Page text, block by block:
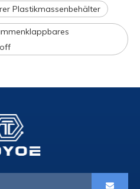
Plastikmassenbehälter